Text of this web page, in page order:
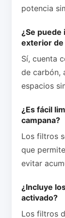
potencia
¿Se puede
exterior de
Sí, cuenta
de carbón,
espacios
¿Es fácil
campana?
Los filtros
que
evitar
¿Incluye
activado?
Los filtros